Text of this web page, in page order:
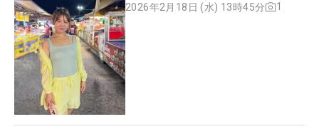
2026年2月18日 (水) 13時45分
1